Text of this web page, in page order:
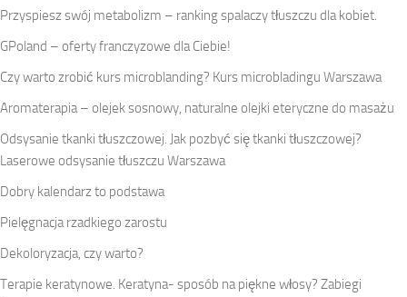
Przyspiesz swój metabolizm – ranking spalaczy tłuszczu dla kobiet.
GPoland – oferty franczyzowe dla Ciebie!
Czy warto zrobić kurs microblanding? Kurs microbladingu Warszawa
Aromaterapia – olejek sosnowy, naturalne olejki eteryczne do masażu
Odsysanie tkanki tłuszczowej. Jak pozbyć się tkanki tłuszczowej?
Laserowe odsysanie tłuszczu Warszawa
Dobry kalendarz to podstawa
Pielęgnacja rzadkiego zarostu
Dekoloryzacja, czy warto?
Terapie keratynowe. Keratyna- sposób na piękne włosy? Zabiegi